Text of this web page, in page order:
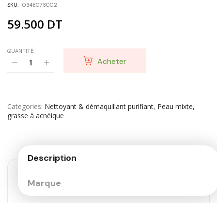
SKU: 0348073002
59.500 DT
QUANTITÉ:
Acheter
Categories Nettoyant & démaquillant purifiant, Peau mixte,
grasse à acnéique
Description
Marque